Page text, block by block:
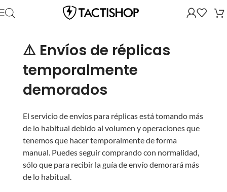
⚠️ Envíos de réplicas
temporalmente
demorados
El servicio de envíos para réplicas está tomando más
de lo habitual debido al volumen y operaciones que
tenemos que hacer temporalmente de forma
manual. Puedes seguir comprando con normalidad,
sólo que para recibir la guía de envío demorará más
de lo habitual.